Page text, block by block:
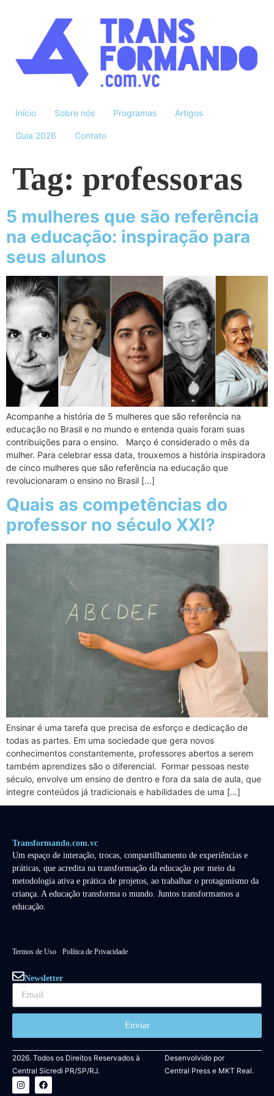
Início Sobre nós Programas Artigos
Guia 2026 Contato
Tag: professoras
5 mulheres que são referência
na educação: inspiração para
seus alunos
Acompanhe a história de 5 mulheres que são referência na
educação no Brasil e no mundo e entenda quais foram suas
contribuições para o ensino. Março é considerado o mês da
mulher. Para celebrar essa data, trouxemos a história inspiradora
de cinco mulheres que são referência na educação que
revolucionaram o ensino no Brasil […]
Quais as competências do
professor no século XXI?
Ensinar é uma tarefa que precisa de esforço e dedicação de
todas as partes. Em uma sociedade que gera novos
conhecimentos constantemente, professores abertos a serem
também aprendizes são o diferencial. Formar pessoas neste
século, envolve um ensino de dentro e fora da sala de aula, que
integre conteúdos já tradicionais e habilidades de uma […]
Transformando.com.vc
Um espaço de interação, trocas, compartilhamento de experiências e
práticas, que acredita na transformação da educação por meio da
metodologia ativa e prática de projetos, ao trabalhar o protagonismo da
criança. A educação transforma o mundo. Juntos transformamos a
educação.
Termos de Uso Política de Privacidade
Newsletter
Enviar
2026. Todos os Direitos Reservados à
Central Sicredi PR/SP/RJ.
Desenvolvido por
Central Presse MKT Real.